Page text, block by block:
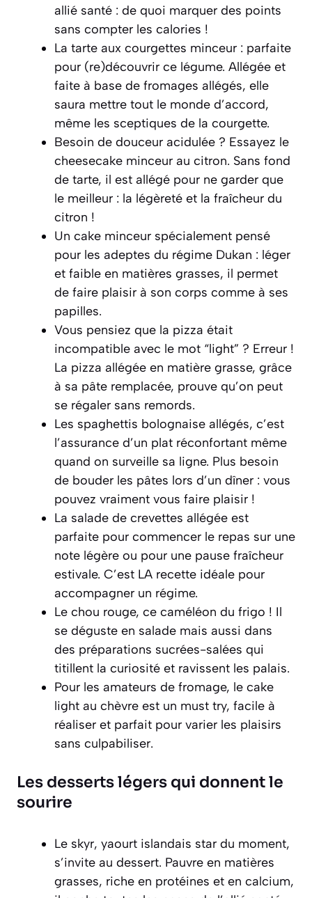
allié santé : de quoi marquer des points
sans compter les calories !
La tarte aux courgettes minceur : parfaite
pour (re)découvrir ce légume. Allégée et
faite à base de fromages allégés, elle
saura mettre tout le monde d’accord,
même les sceptiques de la courgette.
Besoin de douceur acidulée ? Essayez le
cheesecake minceur au citron. Sans fond
de tarte, il est allégé pour ne garder que
le meilleur : la légèreté et la fraîcheur du
citron !
Un cake minceur spécialement pensé
pour les adeptes du régime Dukan : léger
et faible en matières grasses, il permet
de faire plaisir à son corps comme à ses
papilles.
Vous pensiez que la pizza était
incompatible avec le mot “light” ? Erreur !
La pizza allégée en matière grasse, grâce
à sa pâte remplacée, prouve qu’on peut
se régaler sans remords.
Les spaghettis bolognaise allégés, c’est
l’assurance d’un plat réconfortant même
quand on surveille sa ligne. Plus besoin
de bouder les pâtes lors d’un dîner : vous
pouvez vraiment vous faire plaisir !
La salade de crevettes allégée est
parfaite pour commencer le repas sur une
note légère ou pour une pause fraîcheur
estivale. C’est LA recette idéale pour
accompagner un régime.
Le chou rouge, ce caméléon du frigo ! Il
se déguste en salade mais aussi dans
des préparations sucrées-salées qui
titillent la curiosité et ravissent les palais.
Pour les amateurs de fromage, le cake
light au chèvre est un must try, facile à
réaliser et parfait pour varier les plaisirs
sans culpabiliser.
Les desserts légers qui donnent le
sourire
Le skyr, yaourt islandais star du moment,
s’invite au dessert. Pauvre en matières
grasses, riche en protéines et en calcium,